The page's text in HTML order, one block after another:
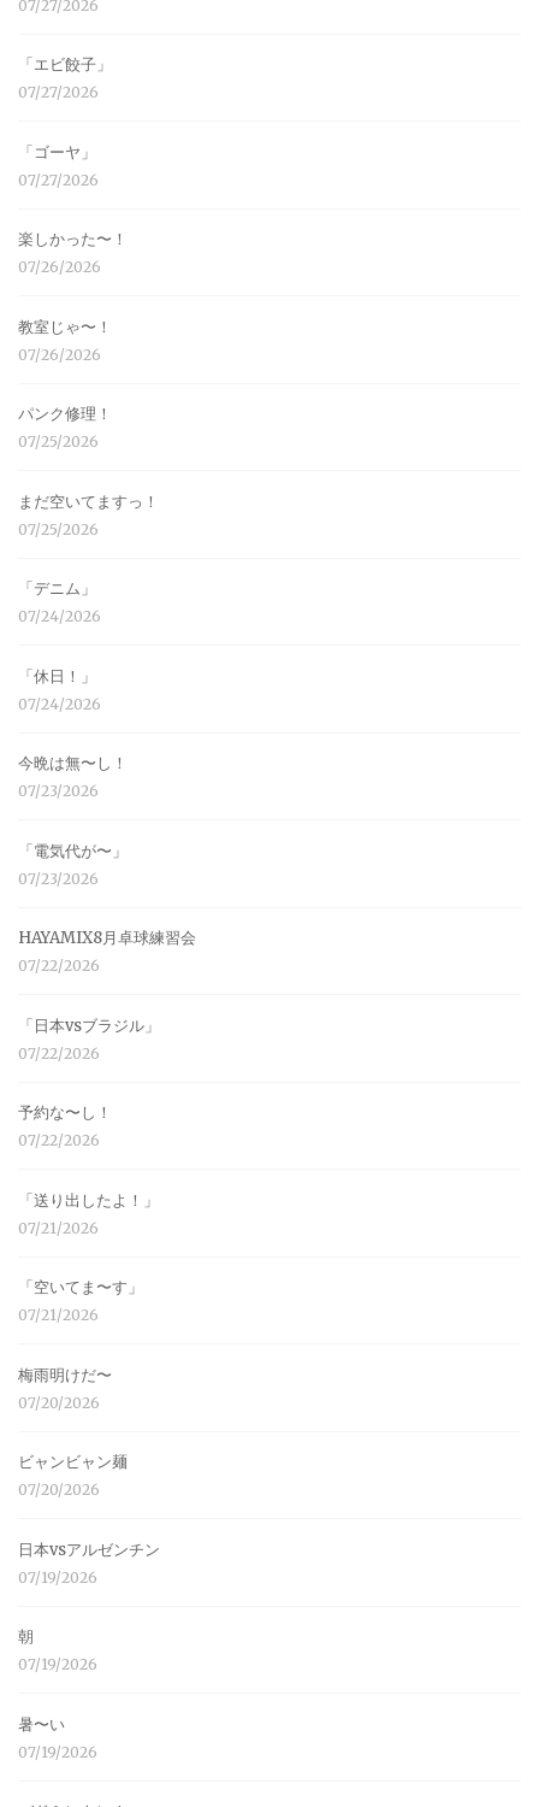
07/27/2026
「エビ餃子」
07/27/2026
「ゴーヤ」
07/27/2026
楽しかった〜！
07/26/2026
教室じゃ〜！
07/26/2026
パンク修理！
07/25/2026
まだ空いてますっ！
07/25/2026
「デニム」
07/24/2026
「休日！」
07/24/2026
今晩は無〜し！
07/23/2026
「電気代が〜」
07/23/2026
HAYAMIX8月卓球練習会
07/22/2026
「日本vsブラジル」
07/22/2026
予約な〜し！
07/22/2026
「送り出したよ！」
07/21/2026
「空いてま〜す」
07/21/2026
梅雨明けだ〜
07/20/2026
ビャンビャン麺
07/20/2026
日本vsアルゼンチン
07/19/2026
朝
07/19/2026
暑〜い
07/19/2026